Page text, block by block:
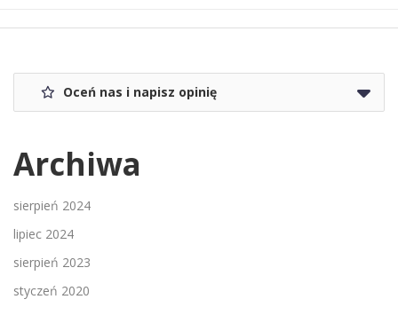
Oceń nas i napisz opinię
Archiwa
sierpień 2024
lipiec 2024
sierpień 2023
styczeń 2020